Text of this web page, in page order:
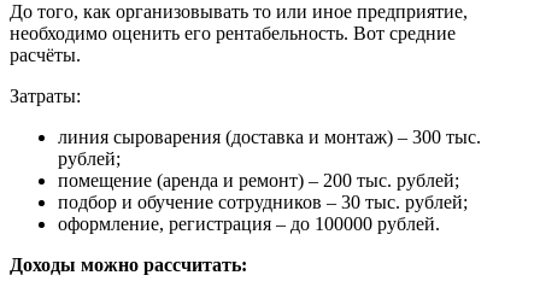
До того, как организовывать то или иное предприятие,
необходимо оценить его рентабельность. Вот средние
расчёты.
Затраты:
линия сыроварения (доставка и монтаж) – 300 тыс.
рублей;
помещение (аренда и ремонт) – 200 тыс. рублей;
подбор и обучение сотрудников – 30 тыс. рублей;
оформление, регистрация – до 100000 рублей.
Доходы можно рассчитать: